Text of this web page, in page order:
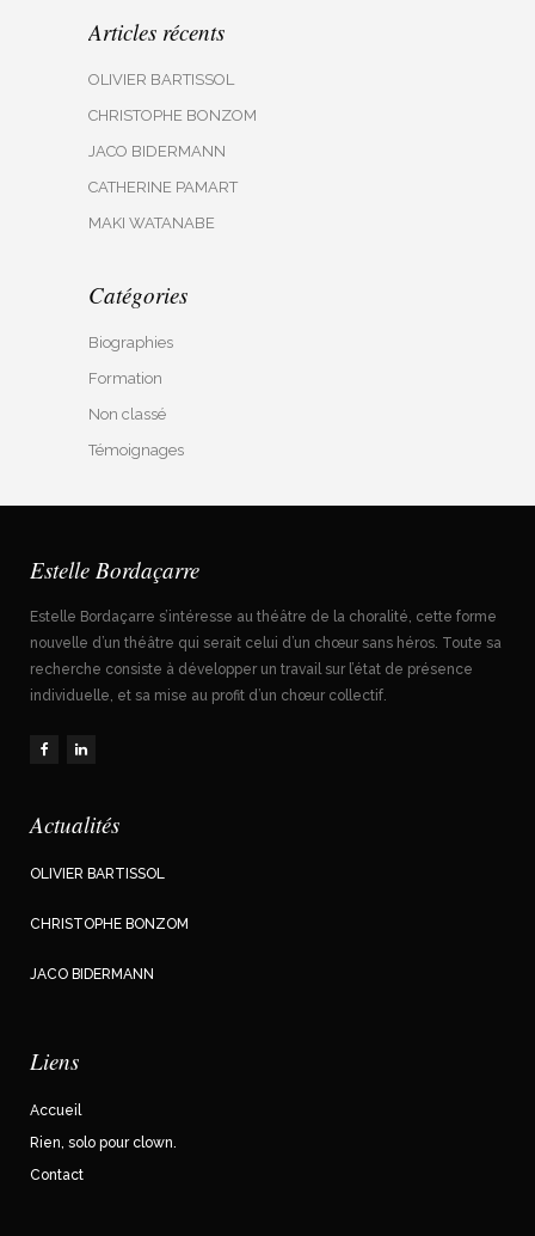
Articles récents
OLIVIER BARTISSOL
CHRISTOPHE BONZOM
JACO BIDERMANN
CATHERINE PAMART
MAKI WATANABE
Catégories
Biographies
Formation
Non classé
Témoignages
Estelle Bordaçarre
Estelle Bordaçarre s’intéresse au théâtre de la choralité, cette forme
nouvelle d’un théâtre qui serait celui d’un chœur sans héros. Toute sa
recherche consiste à développer un travail sur l’état de présence
individuelle, et sa mise au profit d’un chœur collectif.
Actualités
OLIVIER BARTISSOL
CHRISTOPHE BONZOM
JACO BIDERMANN
Liens
Accueil
Rien, solo pour clown.
Contact